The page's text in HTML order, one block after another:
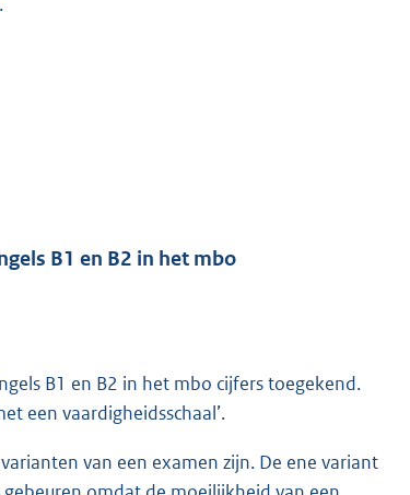
B1 en B2 in het mbo
B1 en B2 in het mbo cijfers toegekend.
een vaardigheidsschaal’.
van een examen zijn. De ene variant